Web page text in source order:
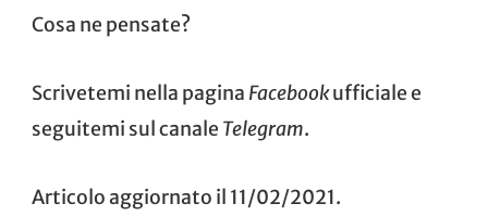
Cosa ne pensate?
Scrivetemi nella pagina Facebookufficiale e
seguitemi sul canale Telegram.
Articolo aggiornato il 11/02/2021.